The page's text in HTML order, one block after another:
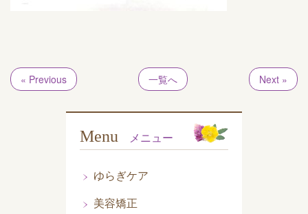
« Previous 一覧へ Next »
Menu メニュー
ゆらぎケア
美容矯正